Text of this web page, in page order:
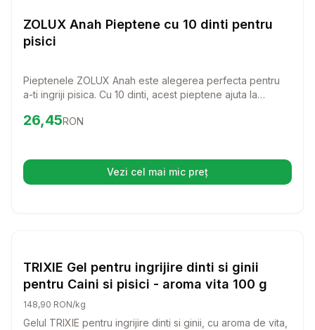
ZOLUX Anah Pieptene cu 10 dinti pentru
pisici
Pieptenele ZOLUX Anah este alegerea perfecta pentru
a-ti ingriji pisica. Cu 10 dinti, acest pieptene ajuta la
confort si stralucire pisicii tale.
Preț:26.45
26,45RON
Vezi cel mai mic preț(se deschide într-o filă nouă)
TRIXIE Gel pentru ingrijire dinti si ginii
pentru Caini si pisici - aroma vita 100 g
148,90 RON/kg
Gelul TRIXIE pentru ingrijire dinti si ginii, cu aroma de vita,